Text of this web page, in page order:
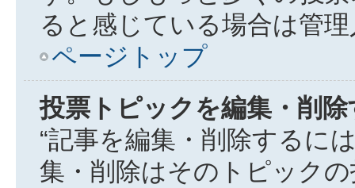
ると感じている場合は管
ページトップ
投票トピックを編集・削
“記事を編集・削除するに
集・削除はそのトピック